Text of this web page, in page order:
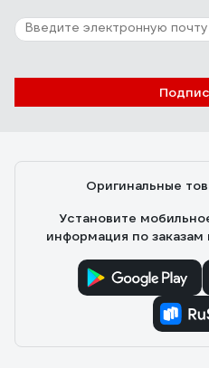
Оригинальные
Установите
информация по заказам